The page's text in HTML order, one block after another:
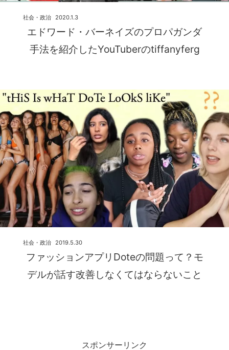
エドワード・バーネイズのプロパガンダ
手法を紹介したYouTuberのtiffanyferg
2020.1.3
社会・政治
ファッションアプリDoteの問題って？モ
デルが話す改善しなくてはならないこと
2019.5.30
社会・政治
スポンサーリンク